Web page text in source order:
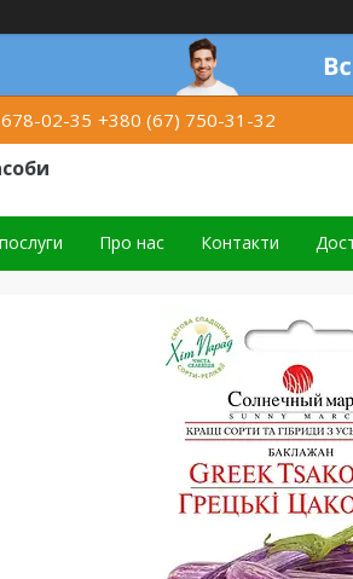
02-35 +380 (67) 750-31-32
Про нас Контакти